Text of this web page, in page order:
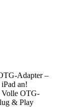
Adapter –
an!
Volle OTG-
& Play